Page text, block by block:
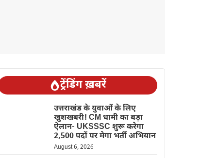
ट्रेंडिंग ख़बरें
उत्तराखंड के युवाओं के लिए
खुशखबरी! CM धामी का बड़ा
ऐलान- UKSSSC शुरू करेगा
2,500 पदों पर मेगा भर्ती अभियान
August 6, 2026